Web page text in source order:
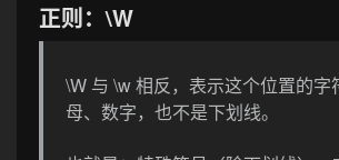
正则：\W
\W 与 \w 相反，表示这个位置的字
母、数字，也不是下划线。